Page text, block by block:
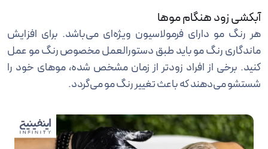
آبکشی زود هنگام موها
هر رنگ مو دارای فرمولاسیون ویژه‌ای می‌باشد. برای افزایش
ماندگاری رنگ مو باید طبق دستورالعمل مخصوص رنگ مو عمل
کنید. برخی از افراد زودتر از زمان مشخص شده، موهای خود را
شستشو می‌دهند که باعث تغییر رنگ مو می‌گردد.